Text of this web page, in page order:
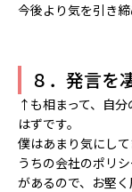
今後より気を引き締
８．発言を
↑も相まって、自
はずです。
僕はあまり気にして
うちの会社のポリ
があるので、お堅く